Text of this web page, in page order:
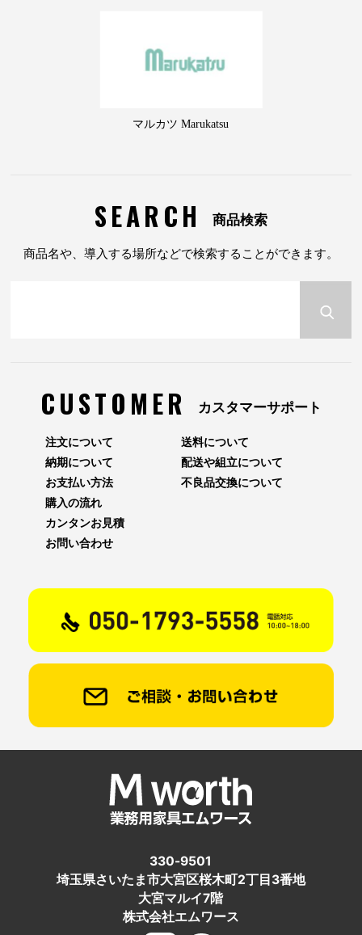
マルカツ Marukatsu
SEARCH 商品検索
商品名や、導入する場所などで検索することができます。
CUSTOMER カスタマーサポート
注文について
納期について
お支払い方法
送料について
配送や組立について
不良品交換について
購入の流れ
カンタンお見積
お問い合わせ
330-9501
埼玉県さいたま市大宮区桜木町2丁目3番地
大宮マルイ7階
株式会社エムワース